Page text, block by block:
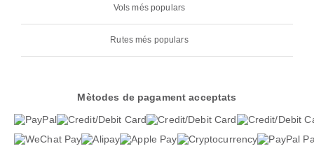
Vols més populars
Rutes més populars
Mètodes de pagament acceptats